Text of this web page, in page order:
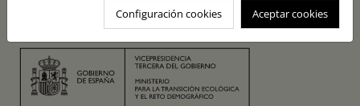
Configuración cookies Aceptar cookies